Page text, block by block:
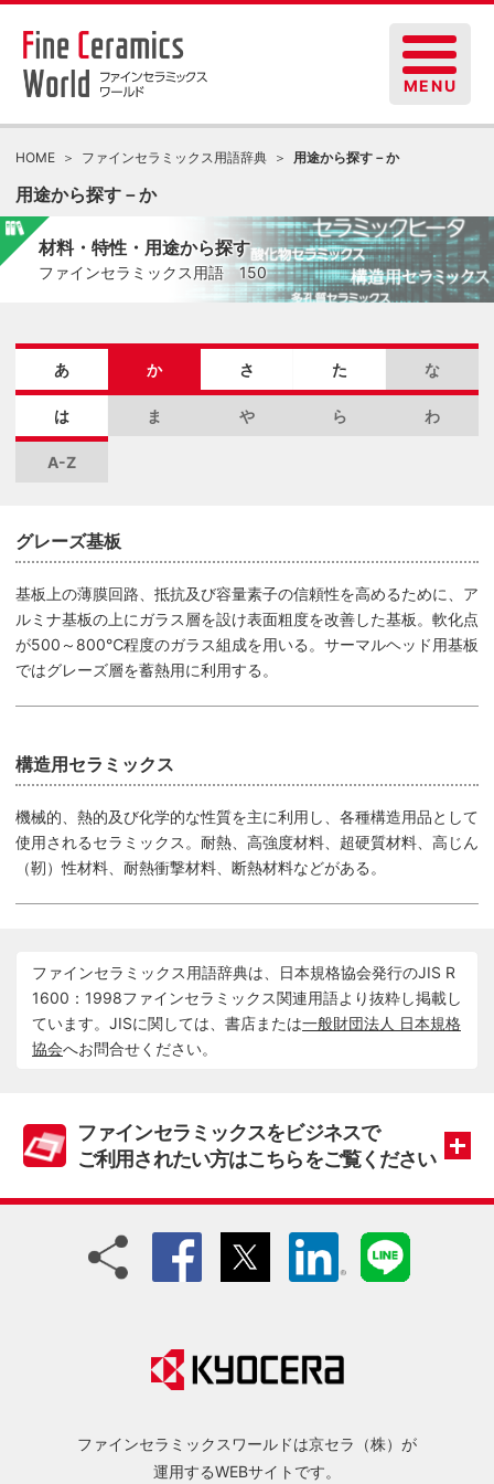
HOME ファインセラミックス用語辞典 用途から探す－か
用途から探す－か
材料・特性・用途から探す
ファインセラミックス用語 150
あ か さ た な
は ま や ら わ
A-Z
グレーズ基板
基板上の薄膜回路、抵抗及び容量素子の信頼性を高めるために、ア
ルミナ基板の上にガラス層を設け表面粗度を改善した基板。軟化点
が500～800℃程度のガラス組成を用いる。サーマルヘッド用基板
ではグレーズ層を蓄熱用に利用する。
構造用セラミックス
機械的、熱的及び化学的な性質を主に利用し、各種構造用品として
使用されるセラミックス。耐熱、高強度材料、超硬質材料、高じん
（靭）性材料、耐熱衝撃材料、断熱材料などがある。
ファインセラミックス用語辞典は、日本規格協会発行のJIS R
1600：1998ファインセラミックス関連用語より抜粋し掲載し
ています。JISに関しては、書店または一般財団法人 日本規格
協会へお問合せください。
ファインセラミックスをビジネスで
ご利用されたい方はこちらをご覧ください
ファインセラミックスワールドは京セラ（株）が
運用するWEBサイトです。